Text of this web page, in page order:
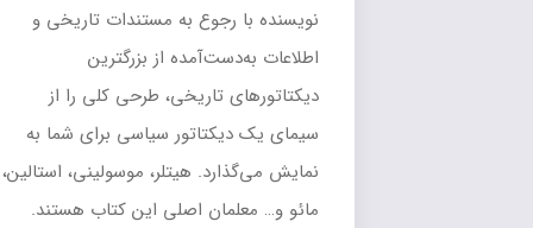
نویسنده با رجوع به مستندات تاریخی و
اطلاعات به‌دست‌آمده از بزرگترین
دیکتاتورهای تاریخی، طرحی کلی را از
سیمای یک دیکتاتور سیاسی برای شما به
نمایش می‌گذارد. هیتلر، موسولینی، استالین،
مائو و… معلمان اصلی این کتاب هستند.